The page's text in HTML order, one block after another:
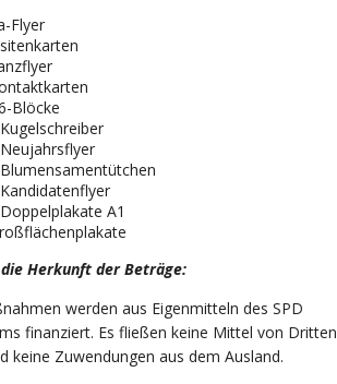
Flyer
Blöcke
A1
Herkunft der Beträge:
werden aus Eigenmitteln des SPD
finanziert. Es fließen keine Mittel von Dritten
keine Zuwendungen aus dem Ausland.